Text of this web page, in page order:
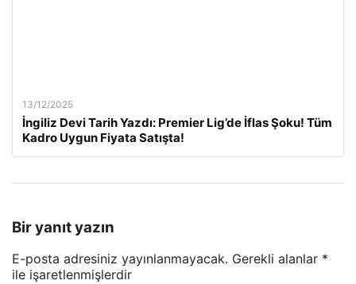
13/12/2025
İngiliz Devi Tarih Yazdı: Premier Lig’de İflas Şoku! Tüm
Kadro Uygun Fiyata Satışta!
Bir yanıt yazın
E-posta adresiniz yayınlanmayacak. Gerekli alanlar *
ile işaretlenmişlerdir